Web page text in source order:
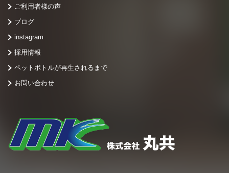
ご利用者様の声
ブログ
instagram
採用情報
ペットボトルが再生されるまで
お問い合わせ